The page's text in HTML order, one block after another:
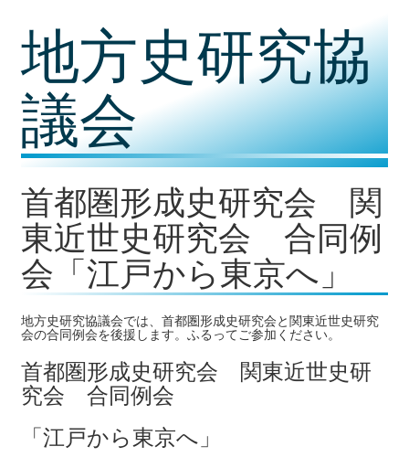
地方史研究協
議会
首都圏形成史研究会 関
東近世史研究会 合同例
会「江戸から東京へ」
地方史研究協議会では、首都圏形成史研究会と関東近世史研究
会の合同例会を後援します。ふるってご参加ください。
首都圏形成史研究会 関東近世史研
究会 合同例会
「江戸から東京へ」